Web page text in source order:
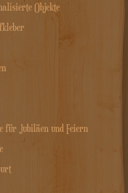
Objekte
für Jubiläen und Feiern